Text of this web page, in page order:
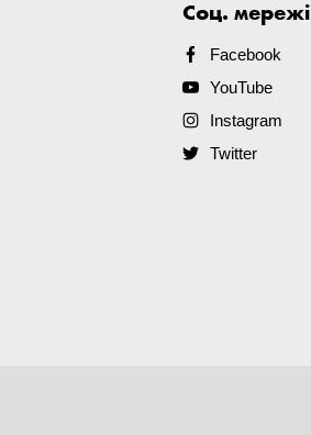
Соц. мережі
Facebook
YouTube
Instagram
Twitter